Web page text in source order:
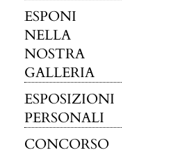
ESPONI
NELLA
NOSTRA
GALLERIA
ESPOSIZIONI
PERSONALI
CONCORSO